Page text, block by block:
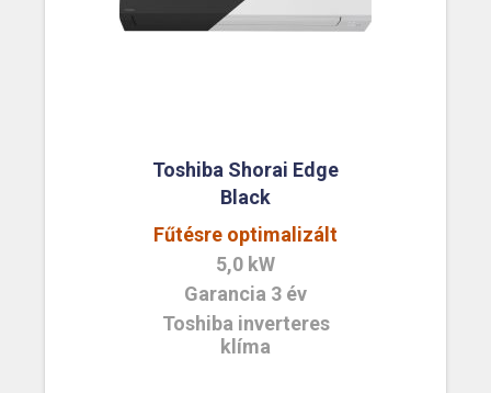
Toshiba Shorai Edge
Black
Fűtésre optimalizált
5,0 kW
Garancia 3 év
Toshiba inverteres
klíma